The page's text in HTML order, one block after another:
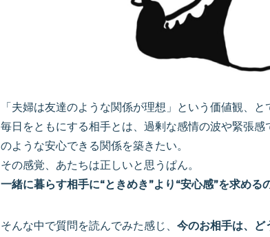
「夫婦は友達のような関係が理想」という価値観、と
毎日をともにする相手とは、過剰な感情の波や緊張感
のような安心できる関係を築きたい。
その感覚、あたちは正しいと思うぱん。
一緒に暮らす相手に“ときめき”より“安心感”を求める
そんな中で質問を読んでみた感じ、 今のお相手は、ど